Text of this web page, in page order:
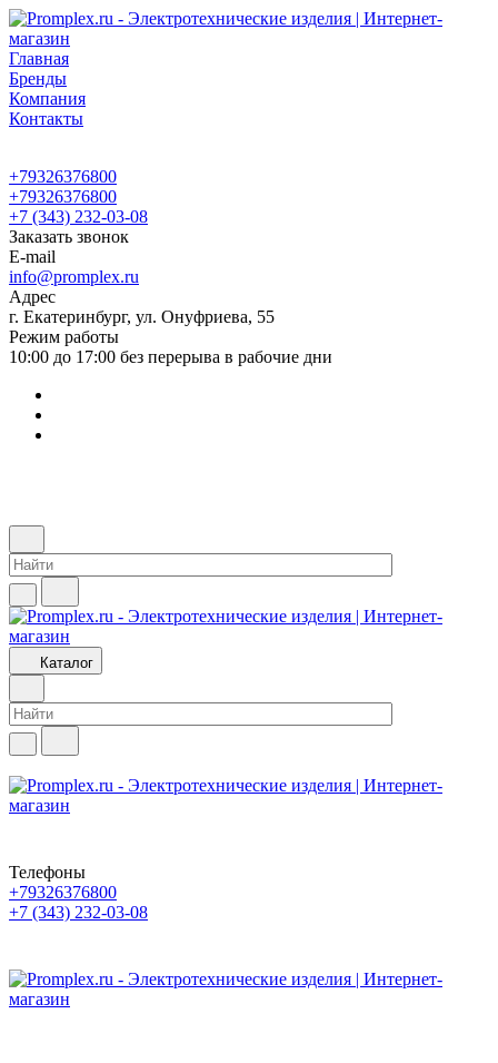
Главная
Бренды
Компания
Контакты
+79326376800
+79326376800
+7 (343) 232-03-08
Заказать звонок
E-mail
info@promplex.ru
Адрес
г. Екатеринбург, ул. Онуфриева, 55
Режим работы
10:00 до 17:00 без перерыва в рабочие дни
Каталог
Телефоны
+79326376800
+7 (343) 232-03-08